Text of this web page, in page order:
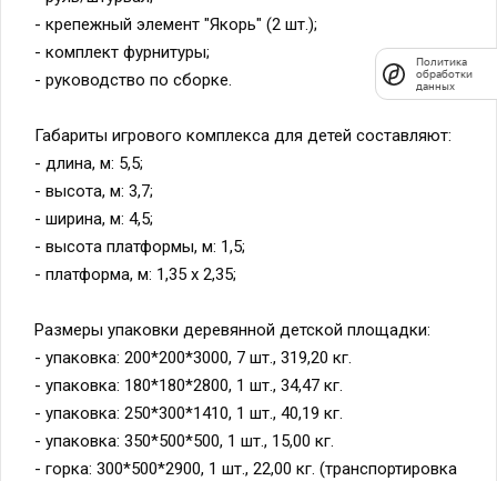
- крепежный элемент "Якорь" (2 шт.);
- комплект фурнитуры;
- руководство по сборке.
Габариты игрового комплекса для детей составляют:
- длина, м: 5,5;
- высота, м: 3,7;
- ширина, м: 4,5;
- высота платформы, м: 1,5;
- платформа, м: 1,35 х 2,35;
Размеры упаковки деревянной детской площадки:
- упаковка: 200*200*3000, 7 шт., 319,20 кг.
- упаковка: 180*180*2800, 1 шт., 34,47 кг.
- упаковка: 250*300*1410, 1 шт., 40,19 кг.
- упаковка: 350*500*500, 1 шт., 15,00 кг.
- горка: 300*500*2900, 1 шт., 22,00 кг. (транспортировка